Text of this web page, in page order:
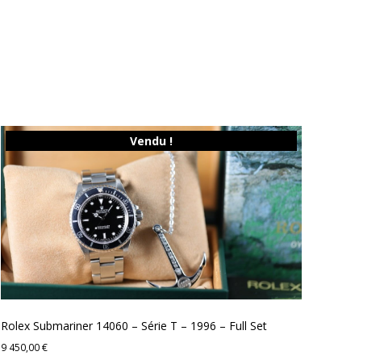
Vendu !
Rolex Submariner 14060 – Série T – 1996 – Full Set
9 450,00€